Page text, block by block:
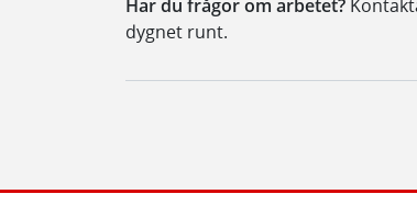
Har du frågor om arbetet?
dygnet runt.